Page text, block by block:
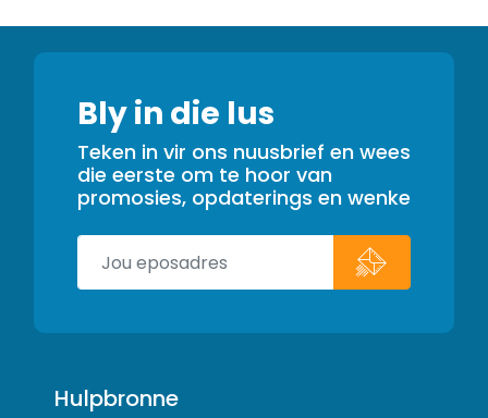
Bly in die lus
Teken in vir ons nuusbrief en wees
die eerste om te hoor van
promosies, opdaterings en wenke
Hulpbronne